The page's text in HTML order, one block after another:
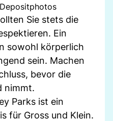
Sie stets die
Ein
sowohl körperlich
sein. Machen
bevor die
nimmt.
Parks ist ein
für Gross und Klein.